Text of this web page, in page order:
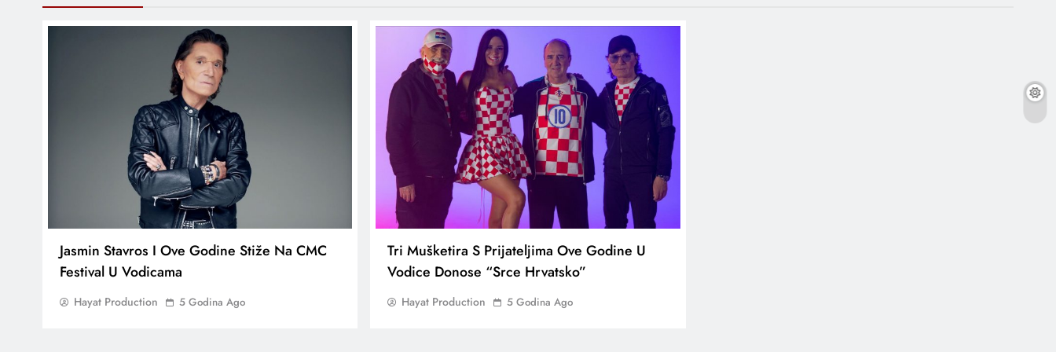
Jasmin Stavros I Ove Godine Stiže Na CMC
Festival U Vodicama
Hayat Production 5 Godina Ago
Tri Mušketira S Prijateljima Ove Godine U
Vodice Donose “Srce Hrvatsko”
Hayat Production 5 Godina Ago